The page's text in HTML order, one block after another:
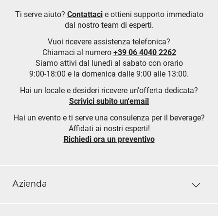
Ti serve aiuto? Contattacie ottieni supporto immediato
dal nostro team di esperti.
Vuoi ricevere assistenza telefonica?
Chiamaci al numero +39 06 4040 2262
Siamo attivi dal lunedì al sabato con orario
9:00-18:00 e la domenica dalle 9:00 alle 13:00.
Hai un locale e desideri ricevere un'offerta dedicata?
Scrivici subito un'email
Hai un evento e ti serve una consulenza per il beverage?
Affidati ai nostri esperti!
Richiedi ora un preventivo
Azienda